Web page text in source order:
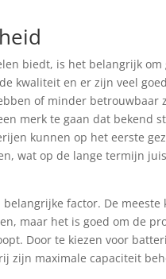
biedt, is het belangrijk om
kwaliteit en er zijn veel
of minder betrouwbaar
merk te gaan dat bekend
kunnen op het eerste
wat op de lange termijn
factor. De meeste
maar het is goed om de
Door te kiezen voor
zijn maximale capaciteit